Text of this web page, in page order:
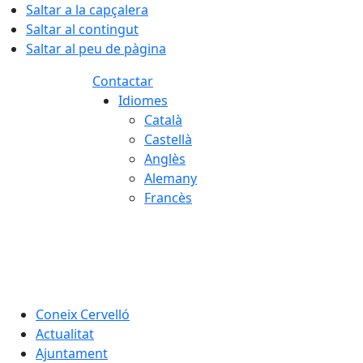
Saltar a la capçalera
Saltar al contingut
Saltar al peu de pàgina
Contactar
Idiomes
Català
Castellà
Anglès
Alemany
Francès
Coneix Cervelló
Actualitat
Ajuntament